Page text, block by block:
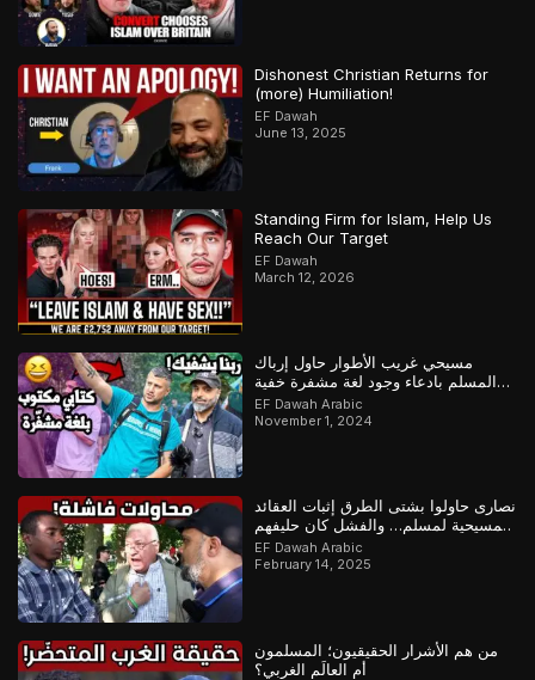
Dishonest Christian Returns for
(more) Humiliation!
EF Dawah
June 13, 2025
Standing Firm for Islam, Help Us
Reach Our Target
EF Dawah
March 12, 2026
مسيحي غريب الأطوار حاول إرباك
المسلم بادعاء وجود لغة مشفرة خفية
لإثبات كتابه لكن كشف المسلم خداعه
EF Dawah Arabic
November 1, 2024
نصارى حاولوا بشتى الطرق إثبات العقائد
المسيحية لمسلم… والفشل كان حليفهم
EF Dawah Arabic
February 14, 2025
من هم الأشرار الحقيقيون؛ المسلمون
أم العالَم الغربي؟